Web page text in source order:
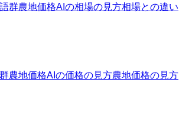
群農地価格AIの相場の見方相場との違い
農地価格AIの価格の見方農地価格の見方